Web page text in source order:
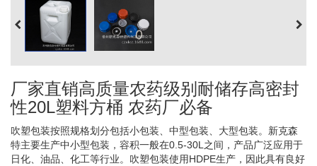
厂家直销高质量农药级别耐储存高密封
性20L塑料方桶 农药厂必备
吹塑包装按照规格划分包括小包装、中型包装、大型包装。新克森
特主要生产中小型包装，容积一般在0.5-30L之间，产品广泛应用于
日化、油品、化工等行业。吹塑包装使用HDPE生产，因此具有良好